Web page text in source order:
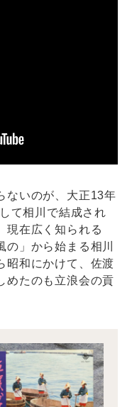
ないのが、大正13年
て相川で結成され
現在広く知られる
の」から始まる相川
昭和にかけて、佐渡
めたのも立浪会の貢